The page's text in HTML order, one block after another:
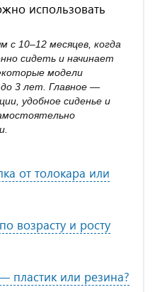
использовать
с 10–12 месяцев, когда
сидеть и начинает
модели
3 лет. Главное —
удобное сиденье и
от толокара или
возрасту и росту
пластик или резина?